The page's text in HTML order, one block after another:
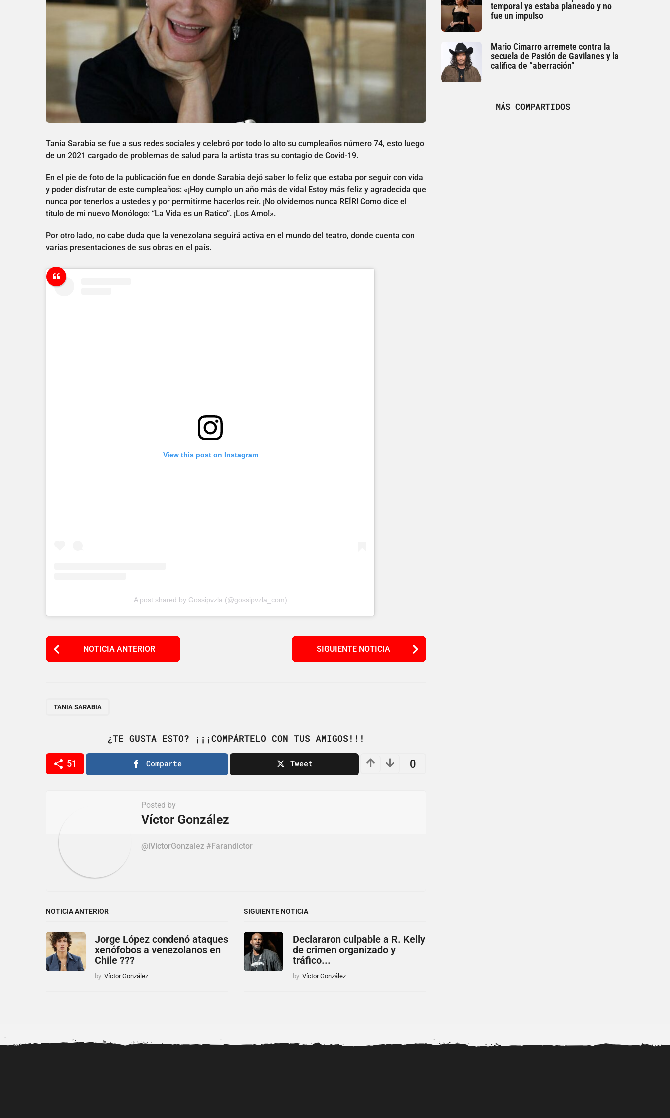
Tania Sarabia se fue a sus redes sociales y celebró por todo lo alto su cumpleaños número 74, esto luego
de un 2021 cargado de problemas de salud para la artista tras su contagio de Covid-19.
En el pie de foto de la publicación fue en donde Sarabia dejó saber lo feliz que estaba por seguir con vida
y poder disfrutar de este cumpleaños: «¡Hoy cumplo un año más de vida! Estoy más feliz y agradecida que
nunca por tenerlos a ustedes y por permitirme hacerlos reír. ¡No olvidemos nunca REÍR! Como dice el
título de mi nuevo Monólogo: “La Vida es un Ratico”. ¡Los Amo!».
Por otro lado, no cabe duda que la venezolana seguirá activa en el mundo del teatro, donde cuenta con
varias presentaciones de sus obras en el país.
View this post on Instagram
A post shared by Gossipvzla (@gossipvzla_com)
P
o
P
i
n
NOTICIA ANTERIOR SIGUIENTE NOTICIA
TANIA SARABIA
¿TE GUSTA ESTO? ¡¡¡COMPÁRTELO CON TUS AMIGOS!!!
51 0
Comparte Tweet
Posted by
Víctor González
@iVictorGonzalez #Farandictor
NOTICIA ANTERIOR
Jorge López condenó ataques
xenófobos a venezolanos en
Chile ???
by Víctor González
SIGUIENTE NOTICIA
Declararon culpable a R. Kelly
de crimen organizado y
tráfico...
by Víctor González
temporal ya estaba planeado y no
fue un impulso
Mario Cimarro arremete contra la
secuela de Pasión de Gavilanes y la
califica de “aberración”
MÁS COMPARTIDOS